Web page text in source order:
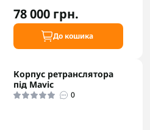
78 000 грн.
До кошика
Корпус ретранслятора
під Mavic
0